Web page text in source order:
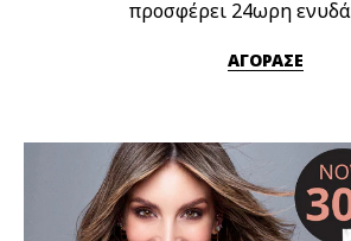
προσφέρει 24ωρη
ΑΓΟΡΑΣΕ